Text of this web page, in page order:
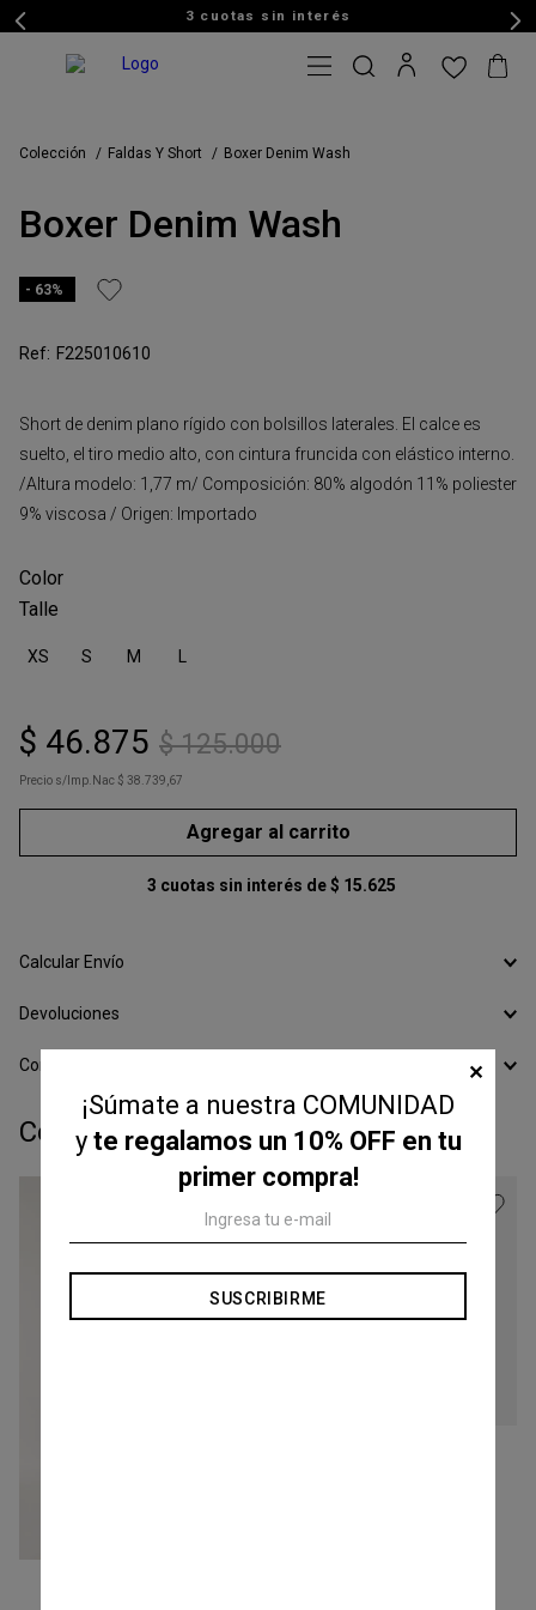
3 cuotas sin interés
Colección Faldas Y Short Boxer Denim Wash
Boxer Denim Wash
63%
F225010610
Short de denim plano rígido con bolsillos laterales. El calce es
suelto, el tiro medio alto, con cintura fruncida con elástico interno.
/Altura modelo: 1,77 m/ Composición: 80% algodón 11% poliester
9% viscosa / Origen: Importado
Talle
XS S M
$ 46.875 $ 125.000
Precio s/Imp.Nac $ 38.739,67
Agregar al carrito
3 cuotas sin interés de $ 15.625
Calcular Envío
Devoluciones
Conocer todos los Medios de Pago
Completá tu look:
¡Súmate a nuestra COMUNIDAD
y te regalamos un 10% OFF en tu
primer compra!
SUSCRIBIRME
✕